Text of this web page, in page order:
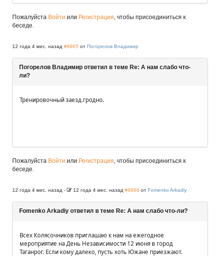
Пожалуйста Войти или Регистрация , чтобы присоединиться к
беседе.
12 года 4 мес. назад #9965 от Погорелов Владимир
Погорелов Владимир ответил в теме Re: А нам слабо что-
ли?
Тренировочный заезд.гродно.
Пожалуйста Войти или Регистрация , чтобы присоединиться к
беседе.
12 года 4 мес. назад - 12 года 4 мес. назад #9966 от Fomenko Arkadiy
Fomenko Arkadiy ответил в теме Re: А нам слабо что-ли?
Всех Колясочников приглашаю к нам на ежегодное
мероприятие на День Независимости 12 июня в город
Таганрог. Если кому далеко, пусть хоть Южане приезжают.